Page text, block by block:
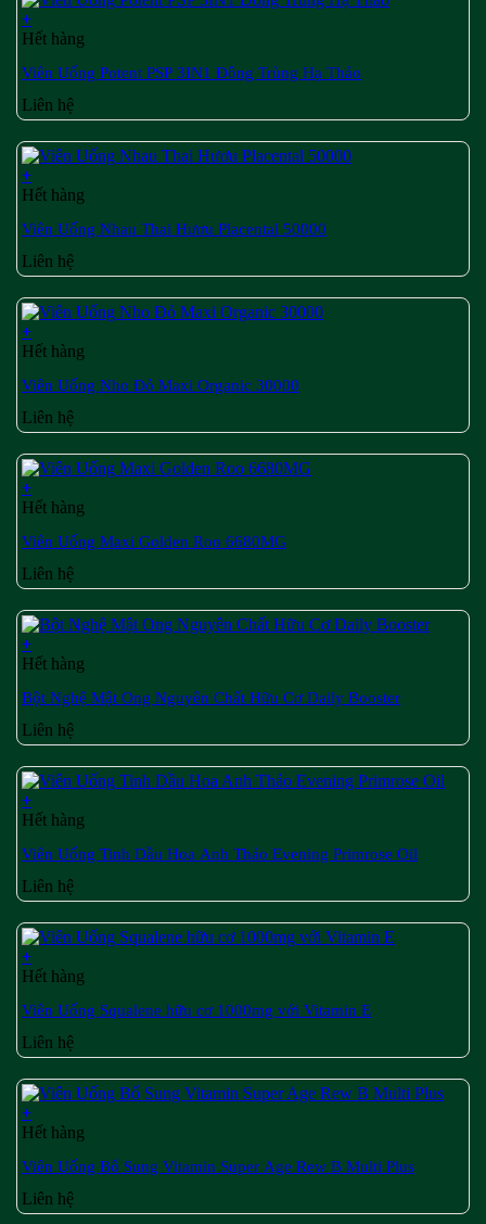
+
Hết hàng
Viên Uống Potent PSP 3IN1 Đông Trùng Hạ Thảo
Liên hệ
+
Hết hàng
Viên Uống Nhau Thai Hươu Placental 50000
Liên hệ
+
Hết hàng
Viên Uống Nho Đỏ Maxi Organic 30000
Liên hệ
+
Hết hàng
Viên Uống Maxi Golden Roo 6680MG
Liên hệ
+
Hết hàng
Bột Nghệ Mật Ong Nguyên Chất Hữu Cơ Daily Booster
Liên hệ
+
Hết hàng
Viên Uống Tinh Dầu Hoa Anh Thảo Evening Primrose Oil
Liên hệ
+
Hết hàng
Viên Uống Squalene hữu cơ 1000mg với Vitamin E
Liên hệ
+
Hết hàng
Viên Uống Bổ Sung Vitamin Super Age Rew B Multi Plus
Liên hệ